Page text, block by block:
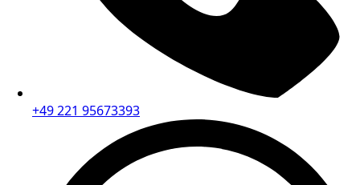
+49 221 95673393